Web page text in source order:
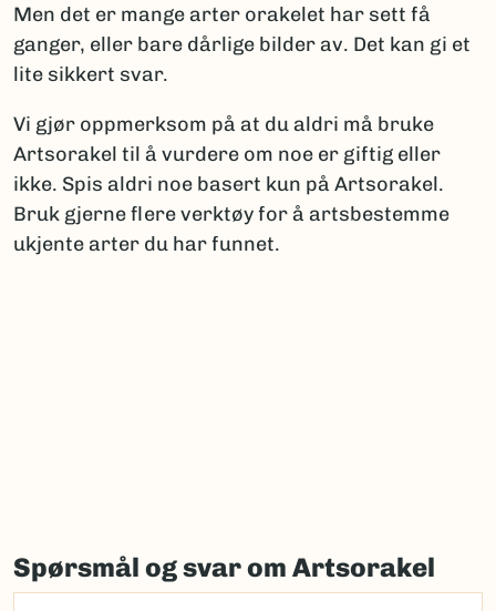
Men det er mange arter orakelet har sett få
ganger, eller bare dårlige bilder av. Det kan gi et
lite sikkert svar.
Vi gjør oppmerksom på at du aldri må bruke
Artsorakel til å vurdere om noe er giftig eller
ikke. Spis aldri noe basert kun på Artsorakel.
Bruk gjerne flere verktøy for å artsbestemme
ukjente arter du har funnet.
Spørsmål og svar om Artsorakel